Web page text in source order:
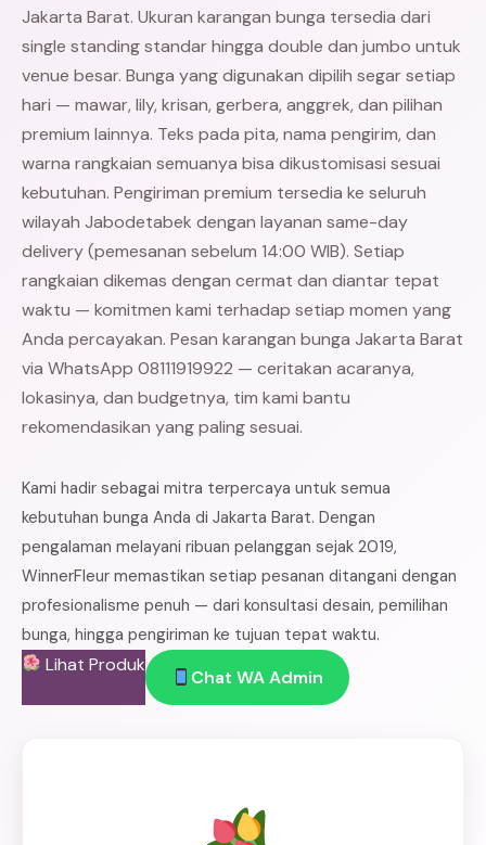
Jakarta Barat. Ukuran karangan bunga tersedia dari
single standing standar hingga double dan jumbo untuk
venue besar. Bunga yang digunakan dipilih segar setiap
hari — mawar, lily, krisan, gerbera, anggrek, dan pilihan
premium lainnya. Teks pada pita, nama pengirim, dan
warna rangkaian semuanya bisa dikustomisasi sesuai
kebutuhan. Pengiriman premium tersedia ke seluruh
wilayah Jabodetabek dengan layanan same-day
delivery (pemesanan sebelum 14:00 WIB). Setiap
rangkaian dikemas dengan cermat dan diantar tepat
waktu — komitmen kami terhadap setiap momen yang
Anda percayakan. Pesan karangan bunga Jakarta Barat
via WhatsApp 08111919922 — ceritakan acaranya,
lokasinya, dan budgetnya, tim kami bantu
rekomendasikan yang paling sesuai.
Kami hadir sebagai mitra terpercaya untuk semua
kebutuhan bunga Anda di Jakarta Barat. Dengan
pengalaman melayani ribuan pelanggan sejak 2019,
WinnerFleur memastikan setiap pesanan ditangani dengan
profesionalisme penuh — dari konsultasi desain, pemilihan
bunga, hingga pengiriman ke tujuan tepat waktu.
Lihat Produk
Chat WA Admin